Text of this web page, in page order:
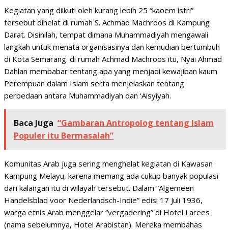
Kegiatan yang diikuti oleh kurang lebih 25 “kaoem istri”
tersebut dihelat di rumah S. Achmad Machroos di Kampung
Darat. Disinilah, tempat dimana Muhammadiyah mengawali
langkah untuk menata organisasinya dan kemudian bertumbuh
di Kota Semarang. di rumah Achmad Machroos itu, Nyai Ahmad
Dahlan membabar tentang apa yang menjadi kewajiban kaum
Perempuan dalam Islam serta menjelaskan tentang
perbedaan antara Muhammadiyah dan ‘Aisyiyah.
Baca Juga “Gambaran Antropolog tentang Islam
Populer itu Bermasalah”
Komunitas Arab juga sering menghelat kegiatan di Kawasan
Kampung Melayu, karena memang ada cukup banyak populasi
dari kalangan itu di wilayah tersebut. Dalam “Algemeen
Handelsblad voor Nederlandsch-Indie” edisi 17 Juli 1936,
warga etnis Arab menggelar “vergadering” di Hotel Larees
(nama sebelumnya, Hotel Arabistan). Mereka membahas